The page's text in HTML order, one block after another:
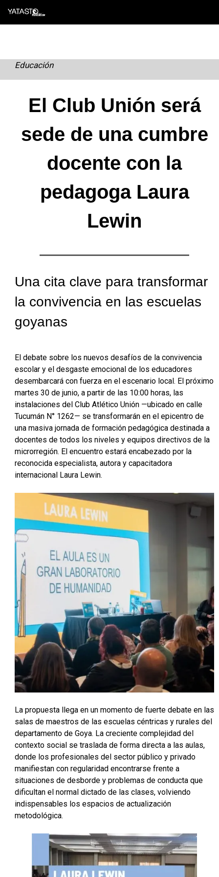
Skip
Educación
El Club Unión será
sede de una cumbre
docente con la
pedagoga Laura
Lewin
Una cita clave para transformar
la convivencia en las escuelas
goyanas
El debate sobre los nuevos desafíos de la convivencia
escolar y el desgaste emocional de los educadores
desembarcará con fuerza en el escenario local. El próximo
martes 30 de junio, a partir de las 10:00 horas, las
instalaciones del Club Atlético Unión —ubicado en calle
Tucumán N° 1262— se transformarán en el epicentro de
una masiva jornada de formación pedagógica destinada a
docentes de todos los niveles y equipos directivos de la
microrregión. El encuentro estará encabezado por la
reconocida especialista, autora y capacitadora
internacional Laura Lewin.
La propuesta llega en un momento de fuerte debate en las
salas de maestros de las escuelas céntricas y rurales del
departamento de Goya. La creciente complejidad del
contexto social se traslada de forma directa a las aulas,
donde los profesionales del sector público y privado
manifiestan con regularidad encontrarse frente a
situaciones de desborde y problemas de conducta que
dificultan el normal dictado de las clases, volviendo
indispensables los espacios de actualización
metodológica.